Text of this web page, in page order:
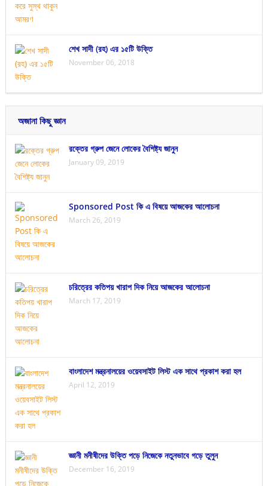
শেখ সাদী (রহ) এর ১৫টি উক্তি
November 06, 2018
অজানা কিছু জ্ঞান
রক্তের গ্রুপ জেনে লোকের বৈশিষ্ট্য জানুন
January 09, 2019
Sponsored Post কি এ বিষয়ে আজকের আলোচনা
March 26, 2019
চরিত্রের কতিপয় খারাপ দিক নিয়ে আজকের আলোচনা
March 17, 2019
বাংলাদেশ মন্ত্রনালয়ের ওয়েবসাইট লিস্ট এক সাথে প্রকাশ করা হল
April 12, 2019
জ্ঞানী মনীষীদের উক্তি পড়ে নিজেকে নতুনভাবে গড়ে তুলুন
December 16, 2019